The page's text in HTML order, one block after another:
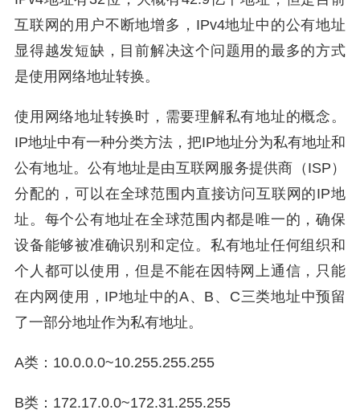
互联网的用户不断地增多，IPv4地址中的公有地址
显得越发短缺，目前解决这个问题用的最多的方式
是使用网络地址转换。
使用网络地址转换时，需要理解私有地址的概念。
IP地址中有一种分类方法，把IP地址分为私有地址和
公有地址。公有地址是由互联网服务提供商（ISP）
分配的，可以在全球范围内直接访问互联网的IP地
址。每个公有地址在全球范围内都是唯一的，确保
设备能够被准确识别和定位。私有地址任何组织和
个人都可以使用，但是不能在因特网上通信，只能
在内网使用，IP地址中的A、B、C三类地址中预留
了一部分地址作为私有地址。
A类：10.0.0.0~10.255.255.255
B类：172.17.0.0~172.31.255.255